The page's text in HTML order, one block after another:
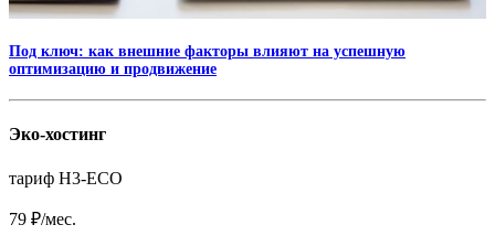
Под ключ: как внешние факторы влияют на успешную
оптимизацию и продвижение
Эко-хостинг
тариф H3-ECO
79 ₽/мес.